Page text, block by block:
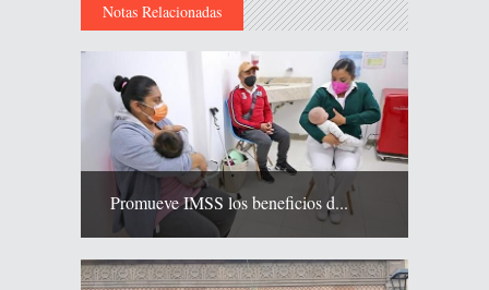
Notas Relacionadas
Promueve IMSS los beneficios d...